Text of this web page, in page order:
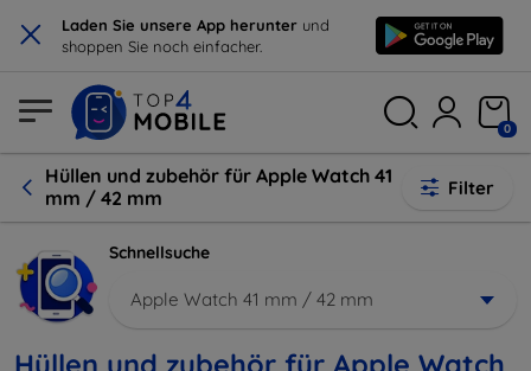
× Laden Sie unsere App herunter und
shoppen Sie noch einfacher.
0
Hüllen und zubehör für Apple Watch 41
mm / 42 mm
Filter
Schnellsuche
Apple Watch 41 mm / 42 mm
Hüllen und zubehör für Apple Watch